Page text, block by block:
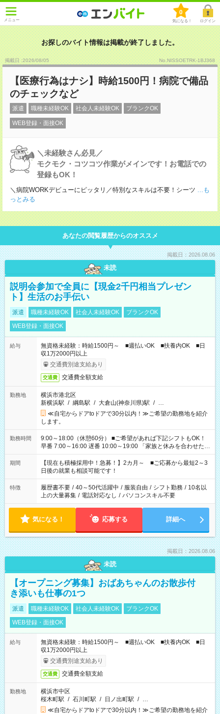
メニュー
0
気になる！ ログイン
お探しのバイト情報は掲載が終了しました。
掲載日 :2026/08/05 No.NISSOETRK-1BJ368
【医療行為はナシ】時給1500円！病院で備品
のチェックなど
派遣 職種未経験OK 社会人未経験OK ブランクOK
WEB登録・面接OK
＼未経験さん必見／
モクモク・コツコツ作業がメインです！お電話での
登録もOK！
＼病院WORKデビューにピッタリ／特別なスキルは不要！シーツ ...も
っとみる
あなたの閲覧履歴からのオススメ
掲載日：2026.08.06
未読
説明会参加で全員に【現金2千円相当プレゼン
ト】生活のお手伝い
派遣 職種未経験OK 社会人未経験OK
ブランクOK
WEB登録・面接OK
給与
無資格未経験：時給1500円～ ■週払いOK ■扶養内OK ■日
収1万2000円以上
交通費別途支給あり
交通費 交通費全額支給
勤務地
横浜市港北区
新横浜駅 / 綱島駅 / 大倉山(神奈川県)駅 / …
≪自宅からドアtoドアで30分以内！≫ご希望の勤務地を紹介
します。
勤務時間
9:00～18:00（休憩60分） ■ご希望があれば下記シフトもOK！
早番 7:00～16:00 遅番 10:00～19:00 「家族と休みを合わせた
い」 「余裕を持って夕飯の準備がしたい」 「できれば残業はし
たくない」 など、ご希望を教えてくださいね。 ※Wワーク希望
の方へ 今ご覧のお仕事で希望する勤務時間と、もう1つのお仕事
の勤務時間。 合計で週40時間を超える場合は応募できません。
期間
【現在も積極採用中！急募！】2カ月～ ■ご応募から最短2～3
日後の就業も相談可能です！
特徴 履歴書不要 / 40～50代活躍中 / 服装自由 / シフト勤務 / 10名以
上の大量募集 / 電話対応なし / パソコンスキル不要
気になる！ 応募する 詳細へ
掲載日：2026.08.06
未読
【オープニング募集】おばあちゃんのお散歩付
き添いも仕事の1つ
派遣 職種未経験OK 社会人未経験OK
ブランクOK
WEB登録・面接OK
給与
無資格未経験：時給1500円～ ■週払いOK ■扶養内OK ■日
収1万2000円以上
交通費別途支給あり
交通費 交通費全額支給
勤務地
横浜市中区
桜木町駅 / 石川町駅 / 日ノ出町駅 / …
≪自宅からドアtoドアで30分以内！≫ご希望の勤務地を紹介